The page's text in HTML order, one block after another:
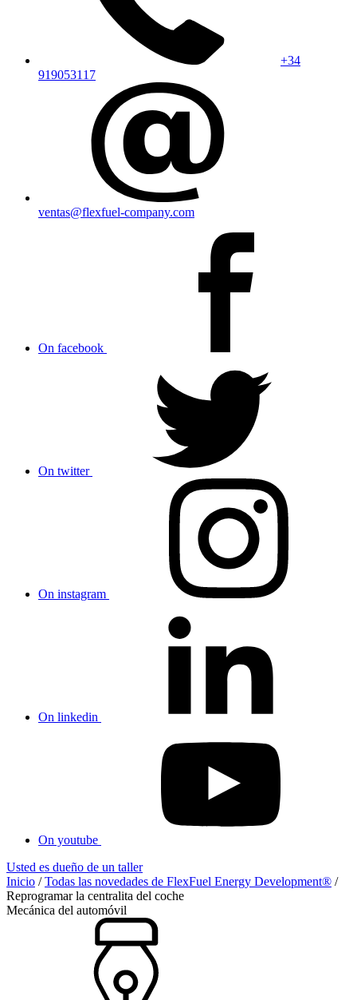
+34
919053117
ventas@flexfuel-company.com
On facebook
On twitter
On instagram
On linkedin
On youtube
Usted es dueño de un taller
Inicio /Todas las novedades de FlexFuel Energy Development® /
Reprogramar la centralita del coche
Mecánica del automóvil